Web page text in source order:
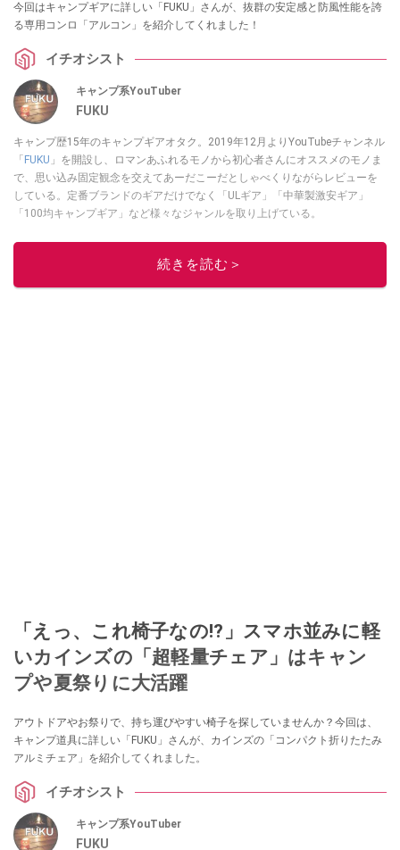
今回はキャンプギアに詳しい「FUKU」さんが、抜群の安定感と防風性能を誇
る専用コンロ「アルコン」を紹介してくれました！
イチオシスト
キャンプ系YouTuber
FUKU
キャンプ歴15年のキャンプギアオタク。2019年12月よりYouTubeチャンネル
「 FUKU 」を開設し、ロマンあふれるモノから初心者さんにオススメのモノま
で、思い込み固定観念を交えてあーだこーだとしゃべくりながらレビューを
している。定番ブランドのギアだけでなく「ULギア」「中華製激安ギア」
「100均キャンプギア」など様々なジャンルを取り上げている。
このイチオシストの他の記事を読む
続きを読む＞
「えっ、これ椅子なの!?」スマホ並みに軽
いカインズの「超軽量チェア」はキャン
プや夏祭りに大活躍
アウトドアやお祭りで、持ち運びやすい椅子を探していませんか？今回は、
キャンプ道具に詳しい「FUKU」さんが、カインズの「コンパクト折りたたみ
アルミチェア」を紹介してくれました。
イチオシスト
キャンプ系YouTuber
FUKU